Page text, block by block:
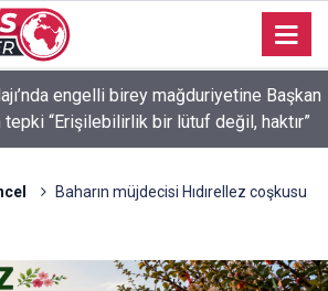
engelli birey mağduriyetine Başkan
tepki “Erişilebilirlik bir lütuf değil, haktır”
Baharın müjdecisi Hıdırellez coşkusu